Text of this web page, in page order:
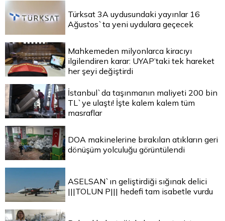
Türksat 3A uydusundaki yayınlar 16
Ağustos`ta yeni uydulara geçecek
Mahkemeden milyonlarca kiracıyı
ilgilendiren karar: UYAP’taki tek hareket
her şeyi değiştirdi
İstanbul`da taşınmanın maliyeti 200 bin
TL`ye ulaştı! İşte kalem kalem tüm
masraflar
DOA makinelerine bırakılan atıkların geri
dönüşüm yolculuğu görüntülendi
ASELSAN`ın geliştirdiği sığınak delici
|||TOLUN P||| hedefi tam isabetle vurdu